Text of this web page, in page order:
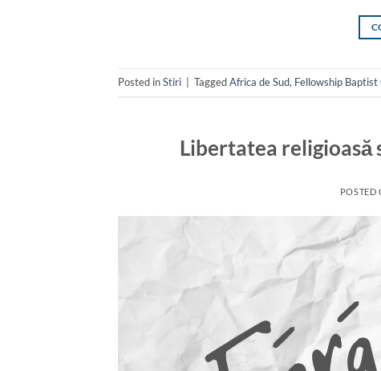
Posted inStiri TaggedAfrica de Sud, Fellowship
Libertatea religioasă
POSTED